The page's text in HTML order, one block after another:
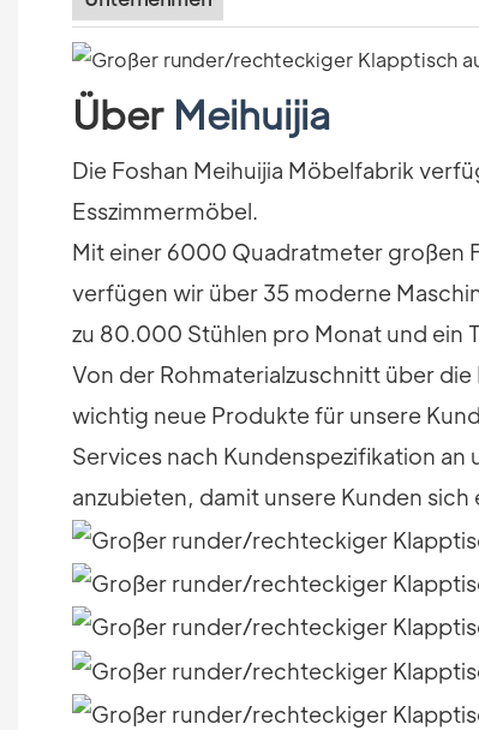
Über Meihuijia
Die Foshan Meihuijia Möbelfabrik
Esszimmermöbel.
Mit einer 6000 Quadratmeter großen
verfügen wir über 35 moderne
zu 80.000 Stühlen pro Monat und ein
Von der Rohmaterialzuschnitt über
wichtig neue Produkte für unsere
Services nach Kundenspezifikation
anzubieten, damit unsere Kunden